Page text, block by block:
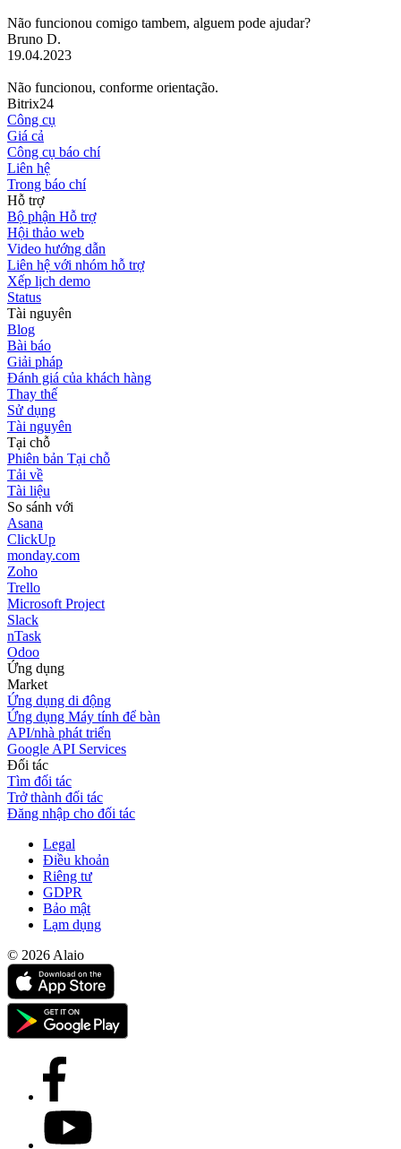
Não funcionou comigo tambem, alguem pode ajudar?
Bruno D.
19.04.2023
Não funcionou, conforme orientação.
Bitrix24
Công cụ
Giá cả
Công cụ báo chí
Liên hệ
Trong báo chí
Hỗ trợ
Bộ phận Hỗ trợ
Hội thảo web
Video hướng dẫn
Liên hệ với nhóm hỗ trợ
Xếp lịch demo
Status
Tài nguyên
Blog
Bài báo
Giải pháp
Đánh giá của khách hàng
Thay thế
Sử dụng
Tài nguyên
Tại chỗ
Phiên bản Tại chỗ
Tải về
Tài liệu
So sánh với
Asana
ClickUp
monday.com
Zoho
Trello
Microsoft Project
Slack
nTask
Odoo
Ứng dụng
Market
Ứng dụng di động
Ứng dụng Máy tính để bàn
API/nhà phát triển
Google API Services
Đối tác
Tìm đối tác
Trở thành đối tác
Đăng nhập cho đối tác
Legal
Điều khoản
Riêng tư
GDPR
Bảo mật
Lạm dụng
© 2026 Alaio